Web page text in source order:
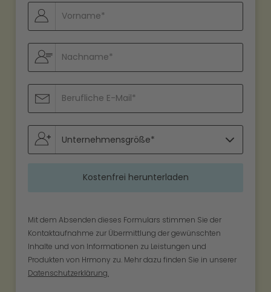
Mit dem Absenden dieses Formulars stimmen Sie der
Kontaktaufnahme zur Übermittlung der gewünschten
Inhalte und von Informationen zu Leistungen und
Produkten von Hrmony zu. Mehr dazu finden Sie in unserer
Datenschutzerklärung.